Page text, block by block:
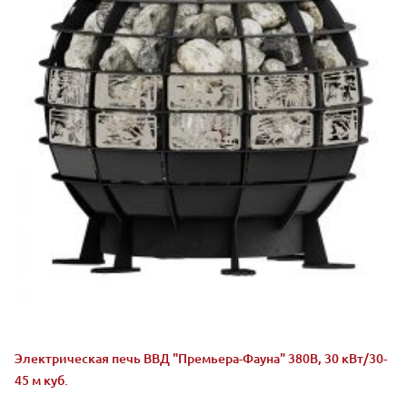
Электрическая печь ВВД "Премьера-Фауна" 380В, 30 кВт/30-
45 м куб.